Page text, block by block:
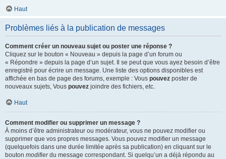
Haut
Problèmes liés à la publication de messages
Comment créer un nouveau sujet ou poster une réponse ?
Cliquez sur le bouton « Nouveau » depuis la page d’un forum ou
« Répondre » depuis la page d’un sujet. Il se peut que vous ayez besoin d’être
enregistré pour écrire un message. Une liste des options disponibles est
affichée en bas de page des forums, exemple : Vous pouvez poster de
nouveaux sujets, Vous pouvez joindre des fichiers, etc.
Haut
Comment modifier ou supprimer un message ?
À moins d’être administrateur ou modérateur, vous ne pouvez modifier ou
supprimer que vos propres messages. Vous pouvez modifier un message
(quelquefois dans une durée limitée après sa publication) en cliquant sur le
bouton modifierdu message correspondant. Si quelqu’un a déjà répondu au